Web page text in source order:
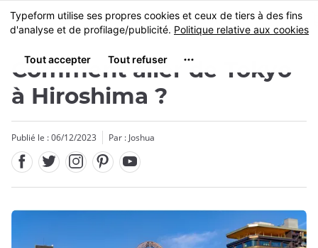
Skip
to
content
MENU
Comment aller de Tokyo
à Hiroshima ?
Publié le : 06/12/2023 Par : Joshua